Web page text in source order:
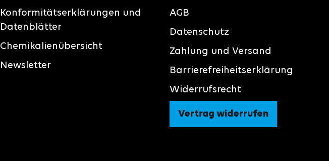
Konformitätserklärungen und
Datenblätter
Chemikalienübersicht
Newsletter
AGB
Datenschutz
Zahlung und Versand
Barrierefreiheitserklärung
Widerrufsrecht
Vertrag widerrufen